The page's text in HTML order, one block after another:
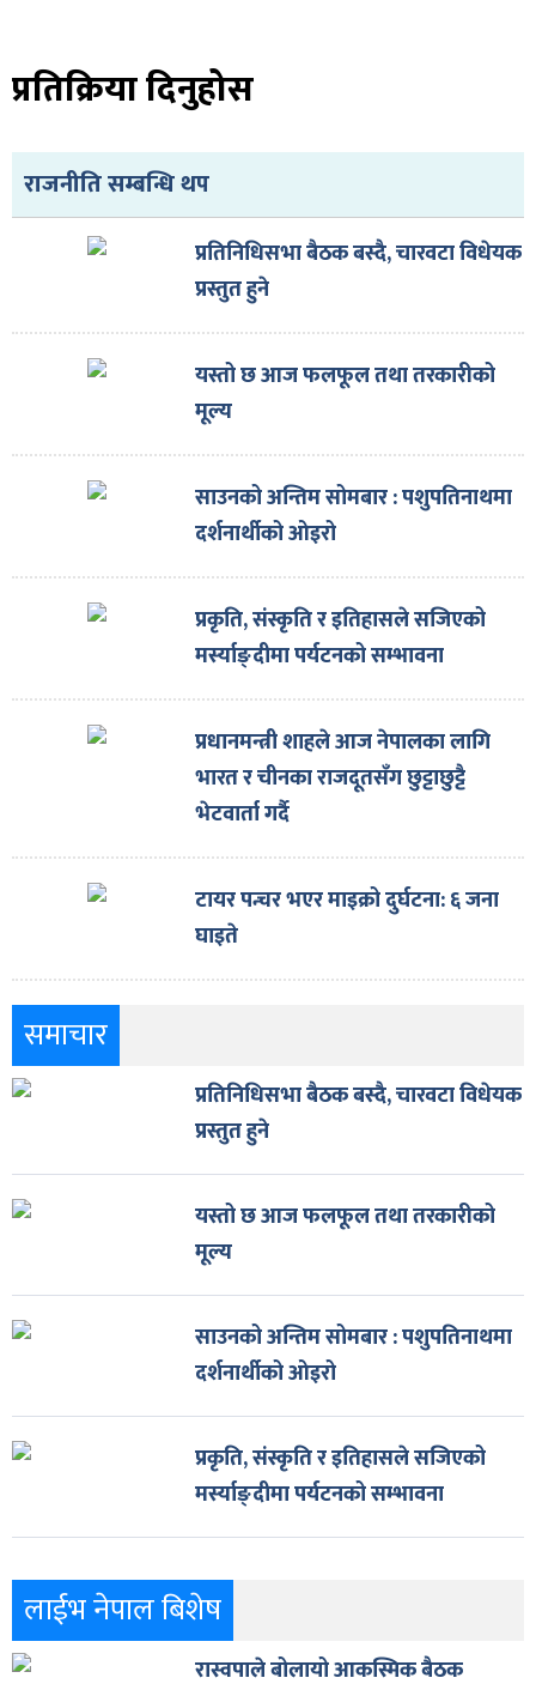
प्रतिक्रिया दिनुहोस
राजनीति सम्बन्धि थप
प्रतिनिधिसभा बैठक बस्दै, चारवटा विधेयक
प्रस्तुत हुने
यस्तो छ आज फलफूल तथा तरकारीको
मूल्य
साउनको अन्तिम सोमबार : पशुपतिनाथमा
दर्शनार्थीको ओइरो
प्रकृति, संस्कृति र इतिहासले सजिएको
मर्स्याङ्दीमा पर्यटनको सम्भावना
प्रधानमन्त्री शाहले आज नेपालका लागि
भारत र चीनका राजदूतसँग छुट्टाछुट्टै
भेटवार्ता गर्दै
टायर पन्चर भएर माइक्रो दुर्घटना: ६ जना
घाइते
समाचार
प्रतिनिधिसभा बैठक बस्दै, चारवटा विधेयक
प्रस्तुत हुने
यस्तो छ आज फलफूल तथा तरकारीको
मूल्य
साउनको अन्तिम सोमबार : पशुपतिनाथमा
दर्शनार्थीको ओइरो
प्रकृति, संस्कृति र इतिहासले सजिएको
मर्स्याङ्दीमा पर्यटनको सम्भावना
लाईभ नेपाल बिशेष
रास्वपाले बोलायो आकस्मिक बैठक